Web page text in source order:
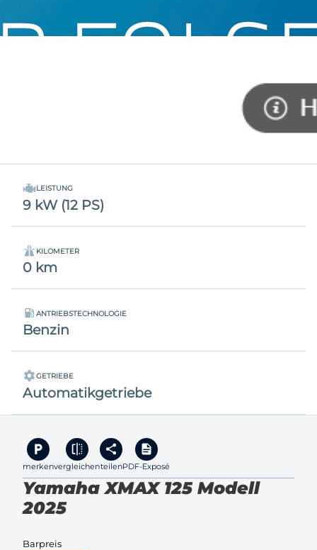
LEISTUNG
9 kW (12 PS)
KILOMETER
0 km
ANTRIEBSTECHNOLOGIE
Benzin
GETRIEBE
Automatikgetriebe
merkenvergleichenteilenPDF-Exposé
Yamaha XMAX 125 Modell
2025
Barpreis